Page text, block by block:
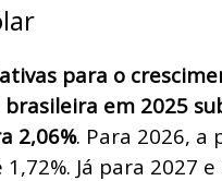
para o
brasileira em 2025
2,06%. Para 2026, a
Já para 2027 e